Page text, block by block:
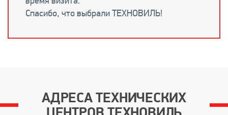
Спасибо, что выбрали ТЕХНОВИЛЬ!
АДРЕСА ТЕХНИЧЕСКИХ